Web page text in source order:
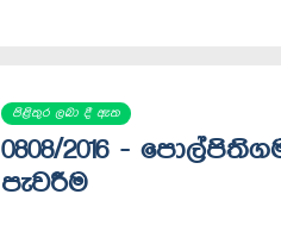
පිළිතුර ලබා දී ඇත
0808/2016 -
පැවරීම